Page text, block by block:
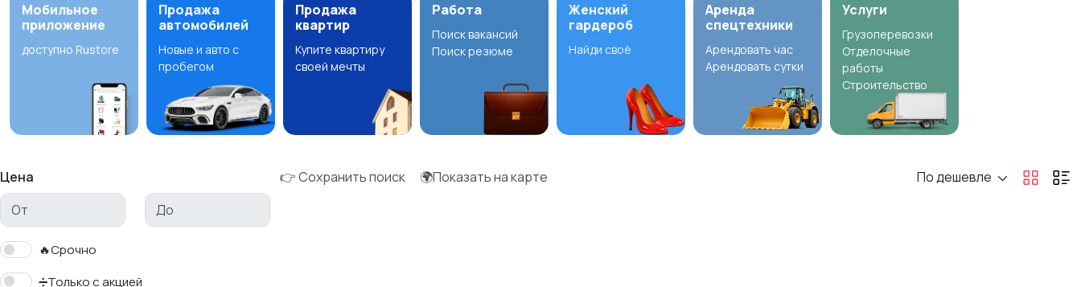
Мобильное
приложение
доступно Rustore
Продажа
автомобилей
Новые и авто с
пробегом
Продажа
квартир
Купите квартиру
своей мечты
Работа
Поиск вакансий
Поиск резюме
Женский
гардероб
Найди своё
Аренда
спецтехники
Арендовать час
Арендовать сутки
Услуги
Грузоперевозки
Отделочные
работы
Строительство
Цена
🔥Срочно
➗Только с акцией
👉 Сохранить поиск 🌍Показать на карте По дешевле